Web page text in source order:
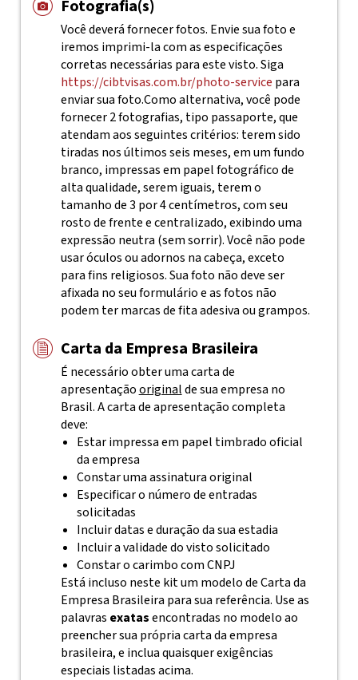
Fotografia(s)
Você deverá fornecer fotos. Envie sua foto e
iremos imprimi-la com as especificações
corretas necessárias para este visto. Siga
https://cibtvisas.com.br/photo-service para
enviar sua foto.Como alternativa, você pode
fornecer 2 fotografias, tipo passaporte, que
atendam aos seguintes critérios: terem sido
tiradas nos últimos seis meses, em um fundo
branco, impressas em papel fotográfico de
alta qualidade, serem iguais, terem o
tamanho de 3 por 4 centímetros, com seu
rosto de frente e centralizado, exibindo uma
expressão neutra (sem sorrir). Você não pode
usar óculos ou adornos na cabeça, exceto
para fins religiosos. Sua foto não deve ser
afixada no seu formulário e as fotos não
podem ter marcas de fita adesiva ou grampos.
Carta da Empresa Brasileira
É necessário obter uma carta de
apresentaçãooriginalde sua empresa no
Brasil. A carta de apresentação completa
deve:
Estar impressa em papel timbrado oficial
da empresa
Constar uma assinatura original
Especificar o número de entradas
solicitadas
Incluir datas e duração da sua estadia
Incluir a validade do visto solicitado
Constar o carimbo com CNPJ
Está incluso neste kit um modelo de Carta da
Empresa Brasileira para sua referência. Use as
palavras exatasencontradas no modelo ao
preencher sua própria carta da empresa
brasileira, e inclua quaisquer exigências
especiais listadas acima.